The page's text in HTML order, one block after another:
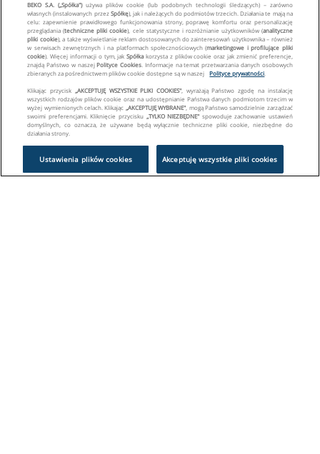
BEKO S.A. („Spółka")używa plików cookie (lub podobnych technologii śledzących) – zarówno
własnych (instalowanych przezSpółkę), jak i należących do podmiotów trzecich. Działania te mają na
celu: zapewnienie prawidłowego funkcjonowania strony, poprawę komfortu oraz personalizację
przeglądania (techniczne pliki cookie), cele statystyczne i rozróżnianie użytkowników (analityczne
pliki cookie), a także wyświetlanie reklam dostosowanych do zainteresowań użytkownika – również
w serwisach zewnętrznych i na platformach społecznościowych (marketingowe i profilujące pliki
cookie). Więcej informacji o tym, jakSpółka korzysta z plików cookie oraz jak zmienić preferencje,
znajdą Państwo w naszejPolityce Cookies . Informacje na temat przetwarzania danych osobowych
zbieranych za pośrednictwem plików cookie dostępne są w naszej
Polityce prywatności
Klikając przycisk „AKCEPTUJĘ WSZYSTKIE PLIKI COOKIES" , wyrażają Państwo zgodę na instalację
wszystkich rodzajów plików cookie oraz na udostępnianie Państwa danych podmiotom trzecim w
wyżej wymienionych celach. Klikając „AKCEPTUJĘ WYBRANE" , mogą Państwo samodzielnie zarządzać
swoimi preferencjami. Kliknięcie przycisku „TYLKO NIEZBĘDNE" spowoduje zachowanie ustawień
domyślnych, co oznacza, że używane będą wyłącznie techniczne pliki cookie, niezbędne do
działania strony.
Ustawienia plików cookies Akceptuję wszystkie pliki cookies